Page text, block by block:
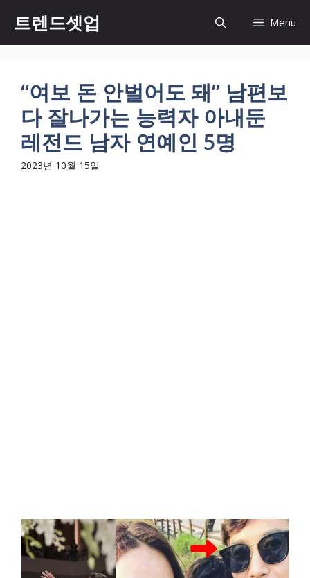
츠
트렌드셋업 Menu
“여보 돈 안벌어도 돼” 남편보
다 잘나가는 능력자 아내둔
레전드 남자 연예인 5명
2023년 10월 15일